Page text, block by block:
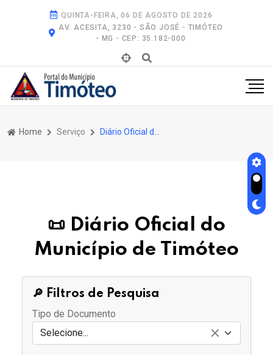
QUINTA-FEIRA, 06 DE AGOSTO DE 2026
AV. ACESITA, 3230 - SÃO JOSÉ - TIMÓTEO
- MG - CEP: 35.182-000
Home Serviço
📜 Diário Oficial do
Município de Timóteo
🔎 Filtros de Pesquisa
Tipo de Documento
Selecione...